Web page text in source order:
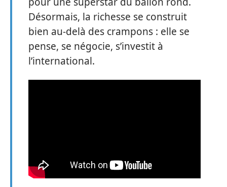
Désormais, la richesse se construit
bien au-delà des crampons : elle se
pense, se négocie, s’investit à
l’international.